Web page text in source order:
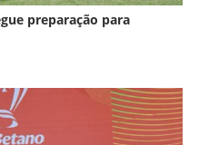
preparação para